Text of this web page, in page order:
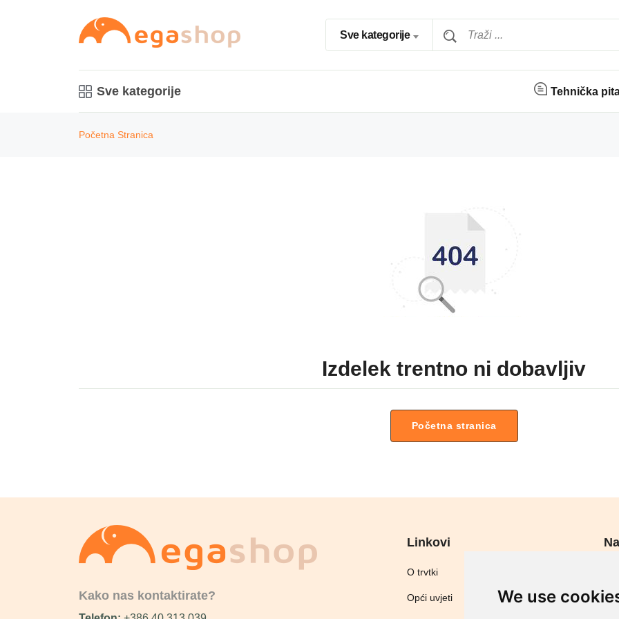
We use
Sve kategorije
Sve kategorije Tehnička
Početna Stranica
Izdelek trentno ni dobavljiv
Početna stranica
Kako nas kontaktirate?
Linkovi
O trvtki
Opći uvjeti